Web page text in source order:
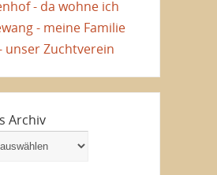
- da wohne ich
- meine Familie
unser Zuchtverein
Archiv